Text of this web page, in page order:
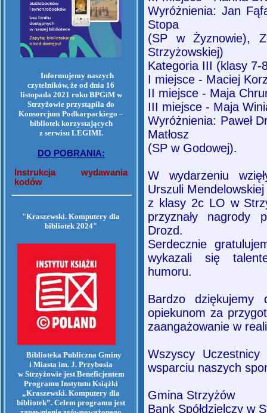
Informujemy naszych
czytelników, że od dnia 16
listopada 2021 roku BPGiM w
Strzyżowie przystąpiła do
Konsorcjum Podkarpackiego –
bibliotek korzystających
z serwisu LEGIMI.
DO POBRANIA:
Instrukcja wydawania
kodów
"Kraszewski. Komputery dla
bibliotek 2024"
Biblioteka Publiczna Gminy
i Miasta im. J. Przybosia
w Strzyżowie jest Beneficjentem
Programu Instytutu Książki
„Kraszewski. Komputery dla
bibliotek”. Celem programu jest
Wyróżnienia: Jan
Stopa
(SP w Żyznowie),
Strzyżowskiej)
Kategoria III (klasy 7-
I miejsce - Maciej
II miejsce - Maja
III miejsce - Maja
Wyróżnienia: Paweł
Matłosz
(SP w Godowej).
W wydarzeniu
Urszuli Mendelowskiej
z klasy 2c LO w
przyznały nagrody
Drozd.
Serdecznie
wykazali się
humoru.
Bardzo dziękujemy
opiekunom za
zaangażowanie w
Wszyscy
wsparciu naszych
Gmina Strzyżów
Bank Spółdzielczy w